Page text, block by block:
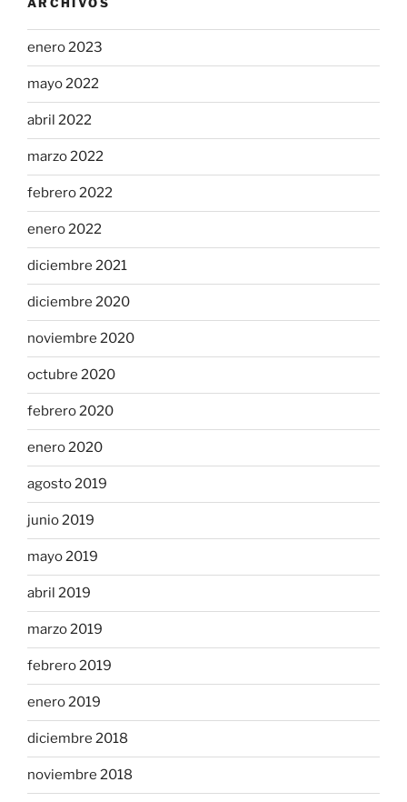
ARCHIVOS
enero 2023
mayo 2022
abril 2022
marzo 2022
febrero 2022
enero 2022
diciembre 2021
diciembre 2020
noviembre 2020
octubre 2020
febrero 2020
enero 2020
agosto 2019
junio 2019
mayo 2019
abril 2019
marzo 2019
febrero 2019
enero 2019
diciembre 2018
noviembre 2018